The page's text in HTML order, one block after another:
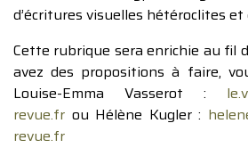
d’écritures visuelles hétéroclites et
Cette rubrique sera enrichie au fil
avez des propositions à faire,
Louise-Emma Vasserot :
revue.fr ou Hélène Kugler :
revue.fr